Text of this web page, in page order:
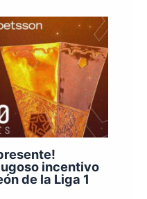
incentivo
de la Liga 1